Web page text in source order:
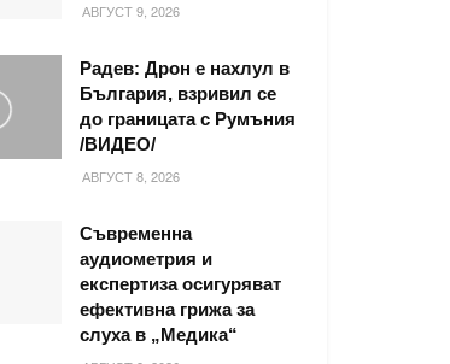
АВГУСТ 9, 2026
Радев: Дрон е нахлул в
България, взривил се
до границата с Румъния
/ВИДЕО/
АВГУСТ 8, 2026
Съвременна
аудиометрия и
експертиза осигуряват
ефективна грижа за
слуха в „Медика“